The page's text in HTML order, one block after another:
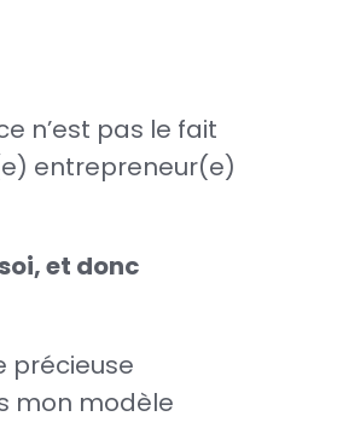
n’est pas le fait
entrepreneur(e)
et donc
précieuse
mon modèle